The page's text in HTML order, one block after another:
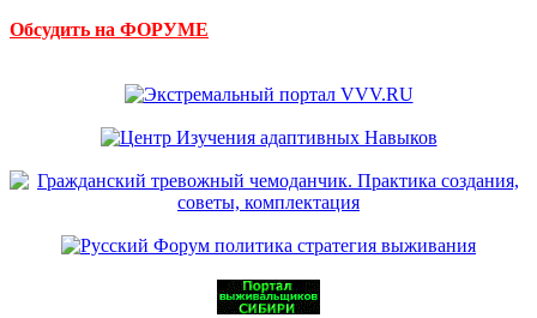
Обсудить на ФОРУМЕ